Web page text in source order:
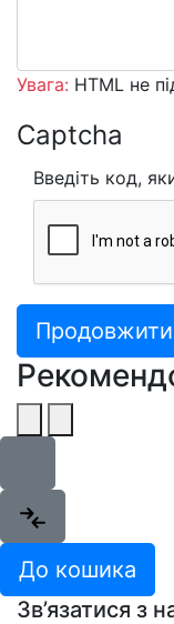
Увага: HTML не
Captcha
Введіть код,
Продовжити
До кошика
Зв’язатися з